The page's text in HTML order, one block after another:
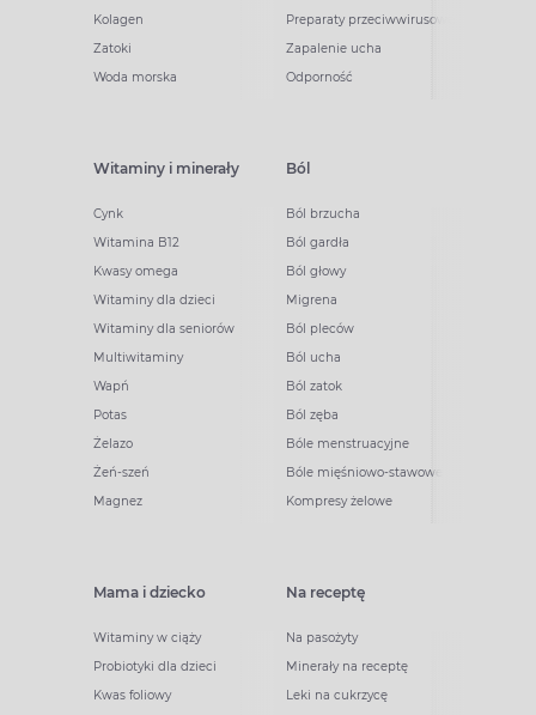
Kolagen
Zatoki
Woda morska
Preparaty przeciwwirusowe
Zapalenie ucha
Odporność
Witaminy i minerały
Cynk
Witamina B12
Kwasy omega
Witaminy dla dzieci
Witaminy dla seniorów
Multiwitaminy
Wapń
Potas
Żelazo
Żeń-szeń
Magnez
Ból
Ból brzucha
Ból gardła
Ból głowy
Migrena
Ból pleców
Ból ucha
Ból zatok
Ból zęba
Bóle menstruacyjne
Bóle mięśniowo-stawowe
Kompresy żelowe
Mama i dziecko
Witaminy w ciąży
Probiotyki dla dzieci
Kwas foliowy
Na receptę
Na pasożyty
Minerały na receptę
Leki na cukrzycę